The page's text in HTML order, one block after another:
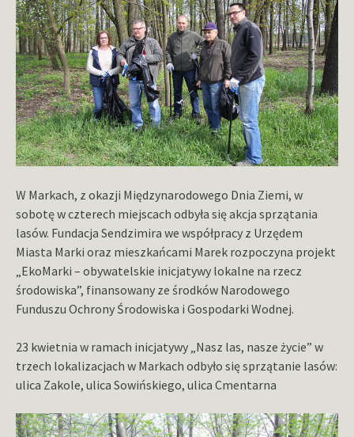
W Markach, z okazji Międzynarodowego Dnia Ziemi, w
sobotę w czterech miejscach odbyła się akcja sprzątania
lasów. Fundacja Sendzimira we współpracy z Urzędem
Miasta Marki oraz mieszkańcami Marek rozpoczyna projekt
„EkoMarki – obywatelskie inicjatywy lokalne na rzecz
środowiska”, finansowany ze środków Narodowego
Funduszu Ochrony Środowiska i Gospodarki Wodnej.
23 kwietnia w ramach inicjatywy „Nasz las, nasze życie” w
trzech lokalizacjach w Markach odbyło się sprzątanie lasów:
ulica Zakole, ulica Sowińskiego, ulica Cmentarna